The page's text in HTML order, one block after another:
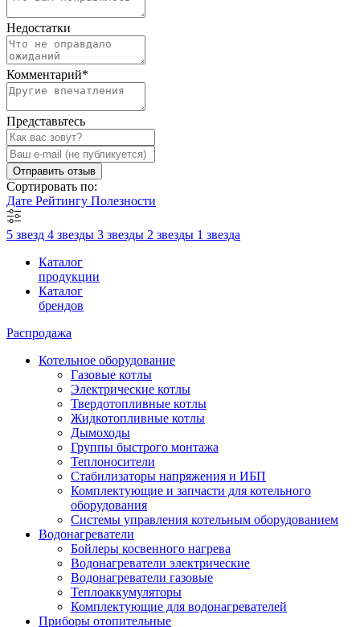
Недостатки
Комментарий*
Представьтесь
Отправить отзыв
Сортировать по:
Дате Рейтингу Полезности
5 звезд 4 звезды 3 звезды 2 звезды 1 звезда
Каталог
продукции
Каталог
брендов
Распродажа
Котельное оборудование
Газовые котлы
Электрические котлы
Твердотопливные котлы
Жидкотопливные котлы
Дымоходы
Группы быстрого монтажа
Теплоносители
Стабилизаторы напряжения и ИБП
Комплектующие и запчасти для котельного
оборудования
Системы управления котельным оборудованием
Водонагреватели
Бойлеры косвенного нагрева
Водонагреватели электрические
Водонагреватели газовые
Теплоаккумуляторы
Комплектующие для водонагревателей
Приборы отопительные